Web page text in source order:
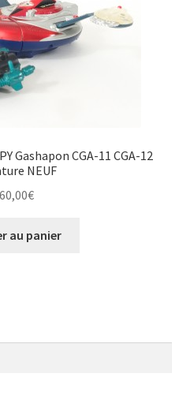
Gashapon CGA-11 CGA-12
NEUF
€
au panier